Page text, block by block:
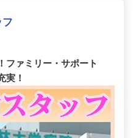
ファミリー・サポート
実！